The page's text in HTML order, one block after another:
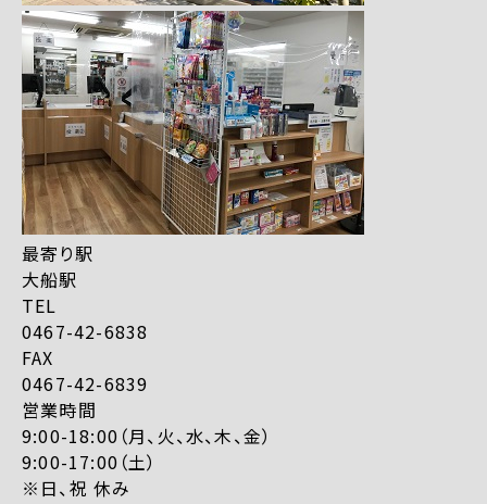
最寄り駅
大船駅
TEL
0467-42-6838
FAX
0467-42-6839
営業時間
9:00-18:00（月、火、水、木、金）
9:00-17:00（土）
※日、祝 休み